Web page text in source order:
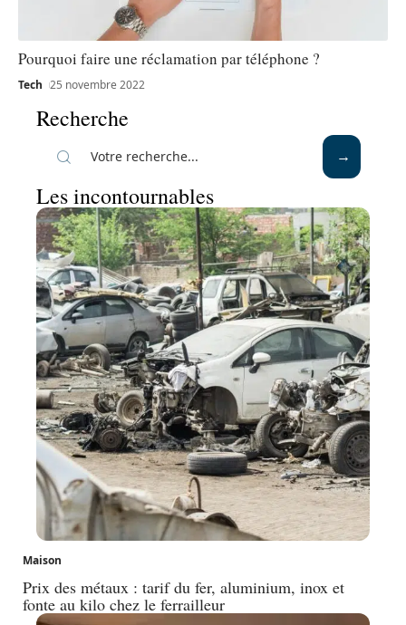
Pourquoi faire une réclamation par téléphone ?
Tech 25 novembre 2022
Recherche
Les incontournables
Maison
Prix des métaux : tarif du fer, aluminium, inox et
fonte au kilo chez le ferrailleur